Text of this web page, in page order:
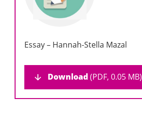
Essay – Hannah-Stella Mazal
Download(PDF, 0.05 MB)